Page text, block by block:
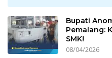
Bupati
Pemalang:
SMK!
08/04/2026